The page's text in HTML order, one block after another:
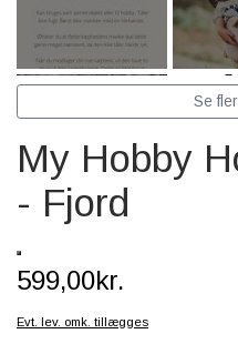
SCHLEICH®
SKOLE,
SJOVE
Se
My Hobby
- Fjord
599,00kr.
Evt. lev. omk. tillægges